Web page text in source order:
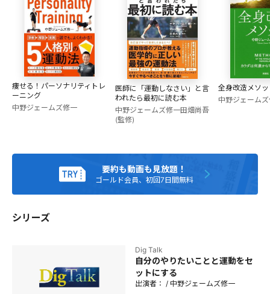
12:25 ダイエット継続の秘訣は「サボる日」を決める
出演者
中野ジェームズ修一
アメリカスポーツ医学会認定運動生理学士、東京神楽坂会員
制パーソナルトレーニング施設「CLUB100」技術責任者 競技
力向上や生活習慣病対策などを実現する「フィジカルトレー
ナー」の第一人者。『すごい股関節』などベストセラー多
痩せる！パーソナリティトレ
ーニング
中野ジェームズ修一
医師に「運動しなさい」と言
われたら最初に読む本
中野ジェームズ修一田畑尚吾
(監修)
全身改造メソ
中野ジェーム
要約も動画も見放題！
ゴールド会員、初回7日間無料
シリーズ
Dig Talk
自分のやりたいことと運動をセ
ットにする
出演者： / 中野ジェームズ修一